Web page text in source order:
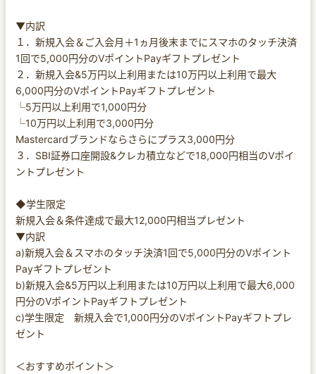
▼内訳
１．新規入会＆ご入会月＋1ヵ月後末までにスマホのタッチ決済
1回で5,000円分のVポイントPayギフトプレゼント
２．新規入会&5万円以上利用または10万円以上利用で最大
6,000円分のVポイントPayギフトプレゼント
└5万円以上利用で1,000円分
└10万円以上利用で3,000円分
Mastercardブランドならさらにプラス3,000円分
３．SBI証券口座開設&クレカ積立などで18,000円相当のVポイ
ントプレゼント
◆学生限定
新規入会＆条件達成で最大12,000円相当プレゼント
▼内訳
a)新規入会＆スマホのタッチ決済1回で5,000円分のVポイント
Payギフトプレゼント
b)新規入会&5万円以上利用または10万円以上利用で最大6,000
円分のVポイントPayギフトプレゼント
c)学生限定 新規入会で1,000円分のVポイントPayギフトプレ
ゼント
＜おすすめポイント＞